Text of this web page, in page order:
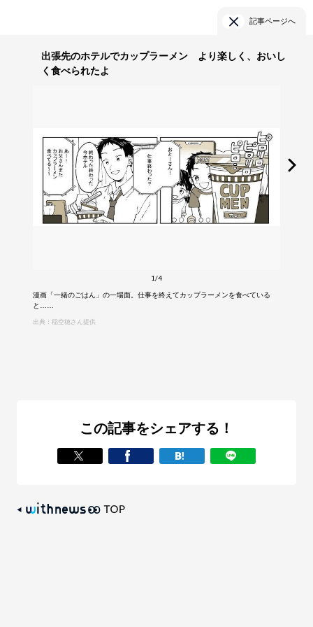
記事ページへ
出張先のホテルでカップラーメン より楽しく、おいし
く食べられたよ
1/4
漫画「一緒のごはん」の一場面。仕事を終えてカップラーメンを食べている
と……
出典：稲空穂さん提供
この記事をシェアする！